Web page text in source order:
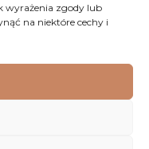
wyrażenia zgody lub
na niektóre cechy i
zastrzeżone.